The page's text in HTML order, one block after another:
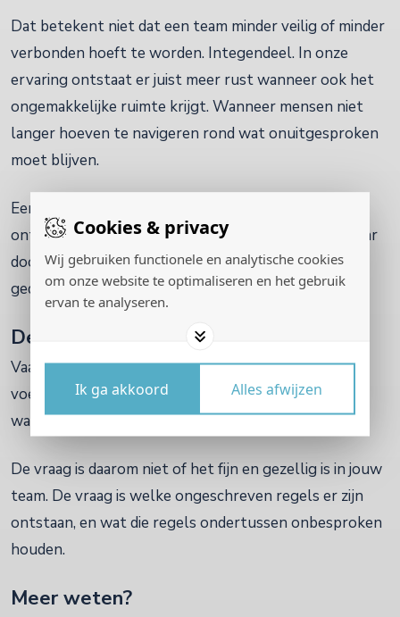
Cookies & privacy
Wij gebruiken functionele en analytische cookies
om onze website te optimaliseren en het gebruik
ervan te analyseren.
Ik ga akkoord Alles afwijzen
Dat betekent niet dat een team minder veilig of minder
verbonden hoeft te worden. Integendeel. In onze
ervaring ontstaat er juist meer rust wanneer ook het
ongemakkelijke ruimte krijgt. Wanneer mensen niet
langer hoeven te navigeren rond wat onuitgesproken
moet blijven.
Een sterke feedbackcultuur en open communicatie
ontstaan niet doordat alles fijn en gezellig blijft. Maar
doordat mensen ervaren dat ook lastige gesprekken
gedragen kunnen worden.
De vraag die ertoe doet
Vaak weten teams dit ergens allang van zichzelf. Ze
voelen de spanning tussen wat er gezegd wordt en
wat er werkelijk speelt.
De vraag is daarom niet of het fijn en gezellig is in jouw
team. De vraag is welke ongeschreven regels er zijn
ontstaan, en wat die regels ondertussen onbesproken
houden.
Meer weten?